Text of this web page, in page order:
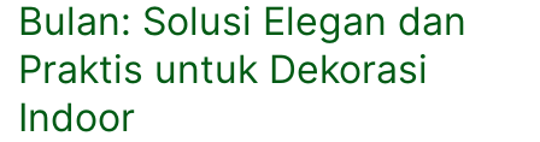
Bulan: Solusi Elegan dan
Praktis untuk Dekorasi
Indoor